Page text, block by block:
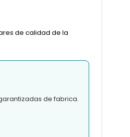
de calidad de la
de fabrica.